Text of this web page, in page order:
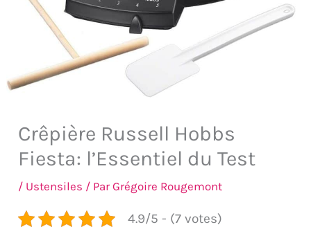
Crêpière Russell Hobbs
Fiesta: l’Essentiel du Test
/ Ustensiles / ParGrégoire Rougemont
4.9/5 - (7 votes)